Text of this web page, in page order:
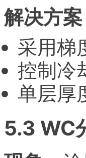
解决方案
采用梯
控制
单层厚
5.3 WC